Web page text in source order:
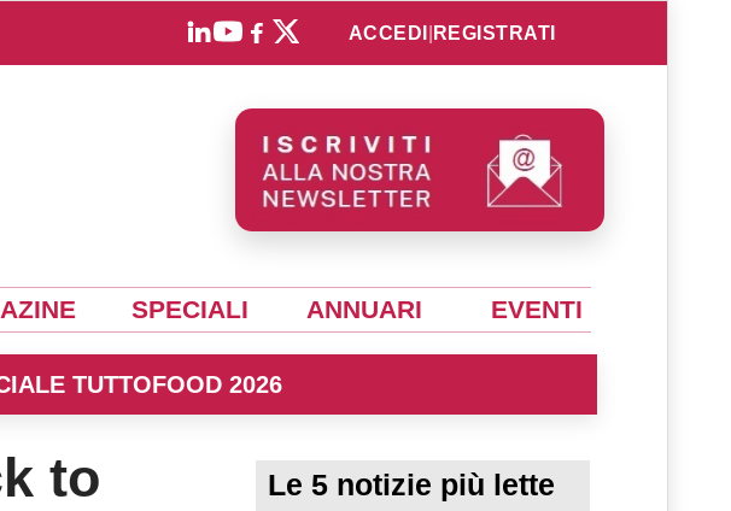
ACCEDI REGISTRATI
SPECIALI ANNUARI EVENTI
TUTTOFOOD 2026
to
Le 5 notizie più lette